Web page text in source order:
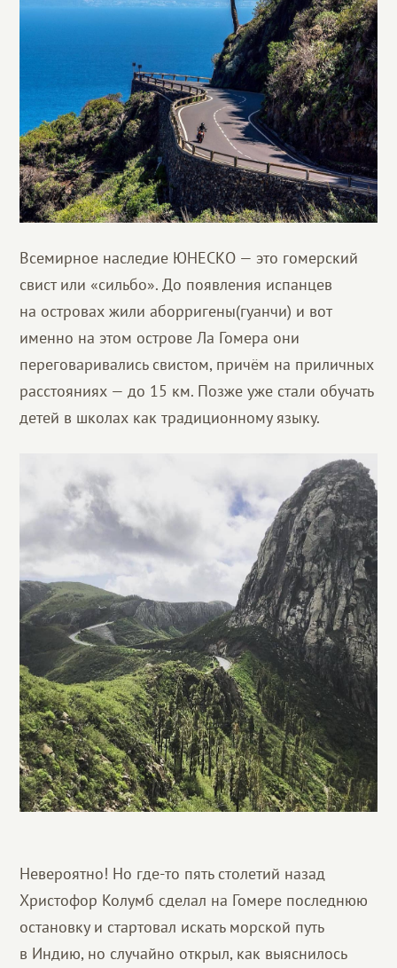
Всемирное наследие ЮНЕСКО — это гомерский
свист или «сильбо». До появления испанцев
на островах жили аборригены(гуанчи) и вот
именно на этом острове Ла Гомера они
переговаривались свистом, причём на приличных
расстояниях — до 15 км. Позже уже стали обучать
детей в школах как традиционному языку.
Невероятно! Но где-то пять столетий назад
Христофор Колумб сделал на Гомере последнюю
остановку и стартовал искать морской путь
в Индию, но случайно открыл, как выяснилось